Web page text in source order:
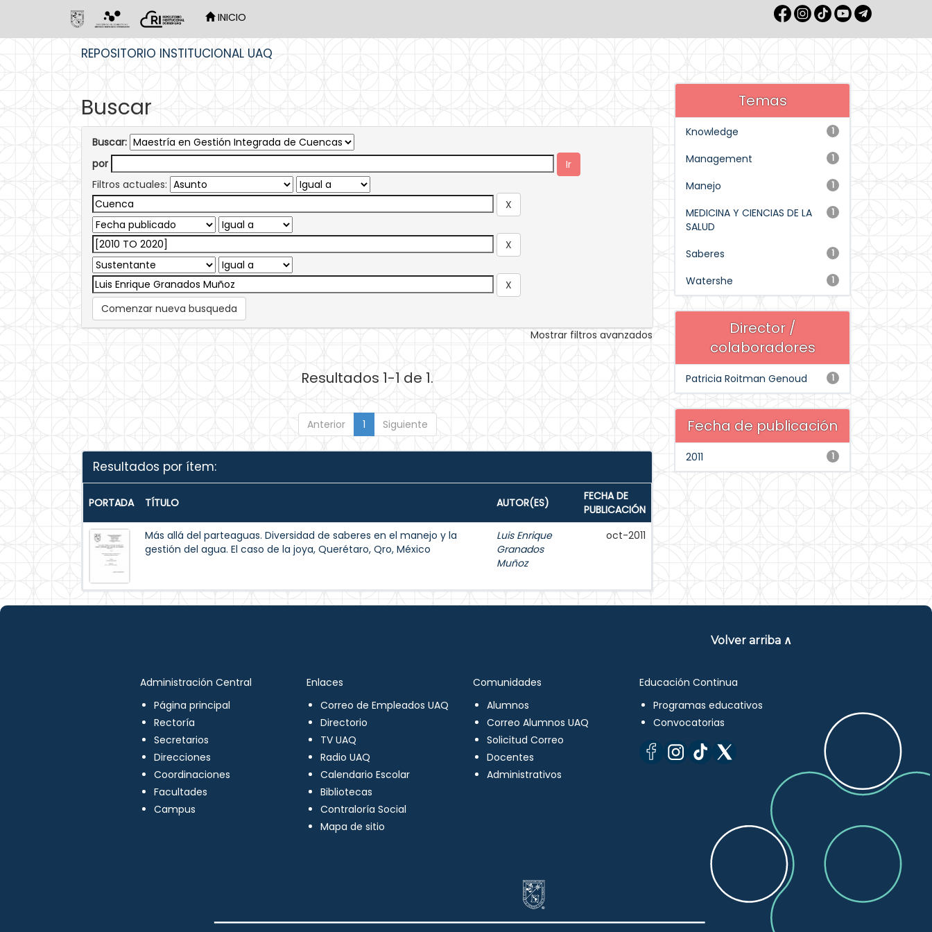
INICIO
REPOSITORIO INSTITUCIONAL UAQ
Buscar
Buscar:
por
Filtros actuales:
Comenzar nueva busqueda
Mostrar filtros avanzados
Resultados 1-1 de 1.
Anterior 1 Siguiente
Resultados por ítem:
PORTADA TÍTULO AUTOR(ES)
FECHA DE
PUBLICACIÓN
Más allá del parteaguas. Diversidad de saberes en el manejo y la
gestión del agua. El caso de la joya, Querétaro, Qro, México
Luis Enrique
Granados
Muñoz
oct-2011
Temas
1
Knowledge
1
Management
1
Manejo
1
MEDICINA Y CIENCIAS DE LA
SALUD
1
Saberes
1
Watershe
Director /
colaboradores
1
Patricia Roitman Genoud
Fecha de publicación
1
2011
Volver arriba ∧
Administración Central
Página principal
Rectoría
Secretarios
Direcciones
Coordinaciones
Facultades
Campus
Enlaces
Correo de Empleados UAQ
Directorio
TV UAQ
Radio UAQ
Calendario Escolar
Bibliotecas
Contraloría Social
Mapa de sitio
Comunidades
Alumnos
Correo Alumnos UAQ
Solicitud Correo
Docentes
Administrativos
Educación Continua
Programas educativos
Convocatorias